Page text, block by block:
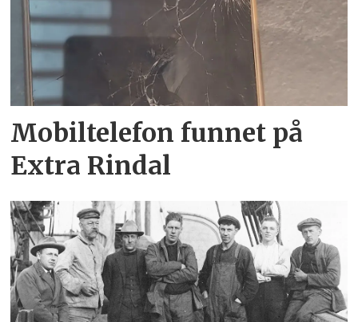
Mobiltelefon funnet på
Extra Rindal